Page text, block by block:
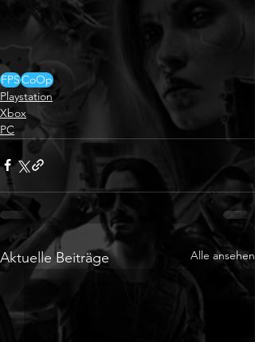
FPSCoOp
Playstation
Xbox
PC
Aktuelle Beiträge Alle ansehen